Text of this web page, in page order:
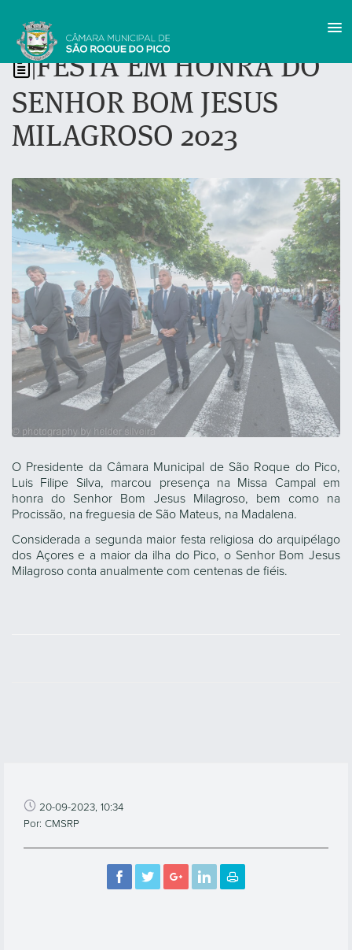
FESTA EM HONRA DO
SENHOR BOM JESUS
MILAGROSO 2023
O Presidente da Câmara Municipal de São Roque do Pico,
Luis Filipe Silva, marcou presença na Missa Campal em
honra do Senhor Bom Jesus Milagroso, bem como na
Procissão, na freguesia de São Mateus, na Madalena.
Considerada a segunda maior festa religiosa do arquipélago
dos Açores e a maior da ilha do Pico, o Senhor Bom Jesus
Milagroso conta anualmente com centenas de fiéis.
20-09-2023, 10:34
Por: CMSRP